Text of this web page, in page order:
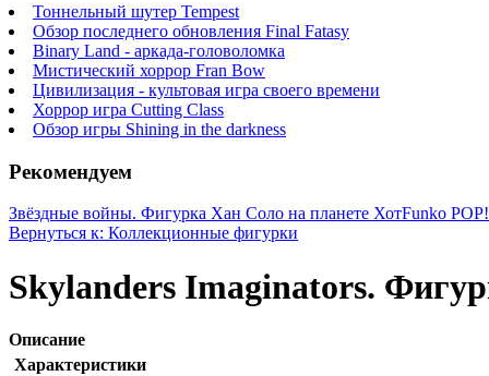
Тоннельный шутер Tempest
Обзор последнего обновления Final Fatasy
Binary Land - аркада-головоломка
Мистический хоррор Fran Bow
Цивилизация - культовая игра своего времени
Хоррор игра Cutting Class
Обзор игры Shining in the darkness
Рекомендуем
Звёздные войны. Фигурка Хан Соло на планете ХотFunko
Вернуться к: Коллекционные фигурки
Skylanders Imaginators.
Описание
Характеристики